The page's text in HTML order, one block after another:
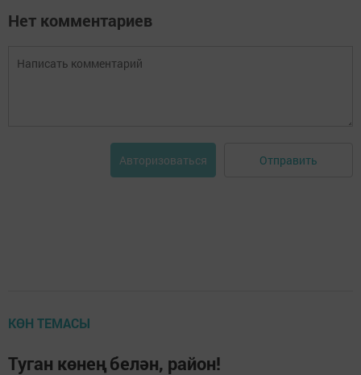
Нет комментариев
Авторизоваться Отправить
КӨН ТЕМАСЫ
Туган көнең белән, район!